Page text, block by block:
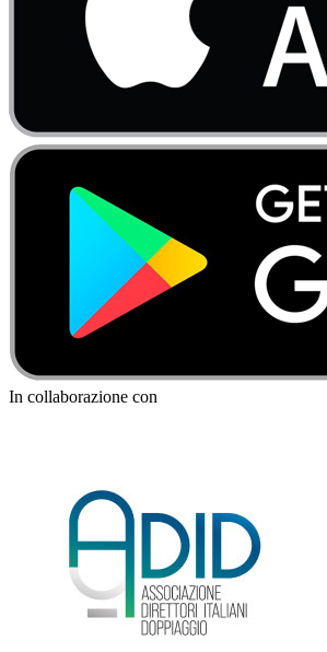
In collaborazione con